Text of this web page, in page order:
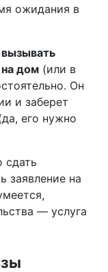
ожидания в
вызывать
на дом (или в
Он
и заберет
его нужно
сдать
заявление на
— услуга